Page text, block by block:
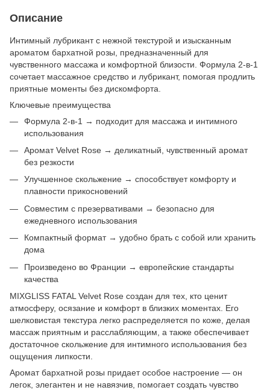
Описание
Интимный лубрикант с нежной текстурой и изысканным
ароматом бархатной розы, предназначенный для
чувственного массажа и комфортной близости. Формула 2-в-1
сочетает массажное средство и лубрикант, помогая продлить
приятные моменты без дискомфорта.
Ключевые преимущества
Формула 2-в-1 → подходит для массажа и интимного
использования
Аромат Velvet Rose → деликатный, чувственный аромат
без резкости
Улучшенное скольжение → способствует комфорту и
плавности прикосновений
Совместим с презервативами → безопасно для
ежедневного использования
Компактный формат → удобно брать с собой или хранить
дома
Произведено во Франции → европейские стандарты
качества
MIXGLISS FATAL Velvet Rose создан для тех, кто ценит
атмосферу, осязание и комфорт в близких моментах. Его
шелковистая текстура легко распределяется по коже, делая
массаж приятным и расслабляющим, а также обеспечивает
достаточное скольжение для интимного использования без
ощущения липкости.
Аромат бархатной розы придает особое настроение — он
легок, элегантен и не навязчив, помогает создать чувство